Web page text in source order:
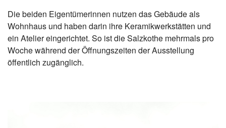
Die beiden Eigentümerinnen nutzen das Gebäude als
Wohnhaus und haben darin ihre Keramikwerkstätten und
ein Atelier eingerichtet. So ist die Salzkothe mehrmals pro
Woche während der Öffnungszeiten der Ausstellung
öffentlich zugänglich.